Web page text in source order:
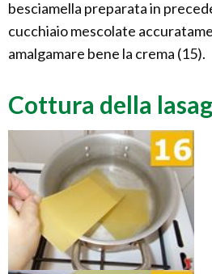
besciamella preparata in
cucchiaio mescolate
amalgamare bene la crema (15).
Cottura della